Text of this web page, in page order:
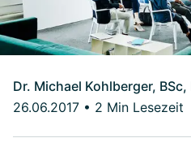
Dr. Michael Kohlberger, BSc,
26.06.2017 • 2 Min Lesezeit